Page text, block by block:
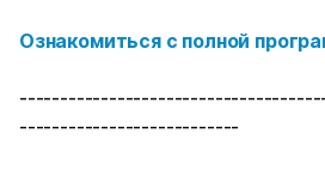
Ознакомиться с полной
---------------------------